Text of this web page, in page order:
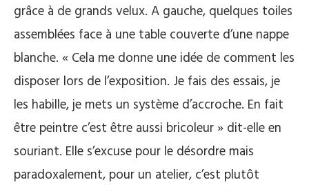
grâce à de grands velux. A gauche, quelques toiles
assemblées face à une table couverte d’une nappe
blanche. « Cela me donne une idée de comment les
disposer lors de l’exposition. Je fais des essais, je
les habille, je mets un système d’accroche. En fait
être peintre c’est être aussi bricoleur » dit-elle en
souriant. Elle s’excuse pour le désordre mais
paradoxalement, pour un atelier, c’est plutôt